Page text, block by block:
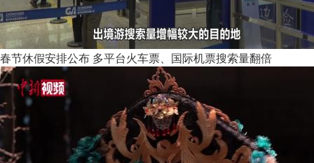
春节休假安排公布 多平台火车票、国际机票搜索量翻倍